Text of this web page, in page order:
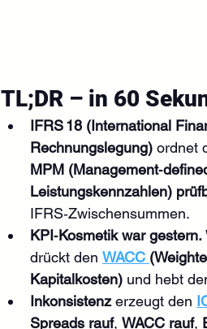
TL;DR – in 60
IFRS 18 (International
Rechnungslegung) ordnet
MPM
Leistungskennzahlen)
IFRS‑Zwischensummen.
KPI‑Kosmetik war gestern.
drückt den WACC
Kapitalkosten) und hebt
Inkonsistenz erzeugt den
Spreads rauf, WACC rauf,